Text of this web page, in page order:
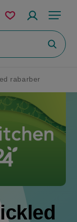
Menu
Mijn
bewaarde
rabarber